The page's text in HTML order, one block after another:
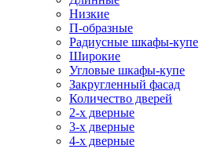
Низкие
П-образные
Радиусные шкафы-купе
Широкие
Угловые шкафы-купе
Закругленный фасад
Количество дверей
2-х дверные
3-х дверные
4-х дверные